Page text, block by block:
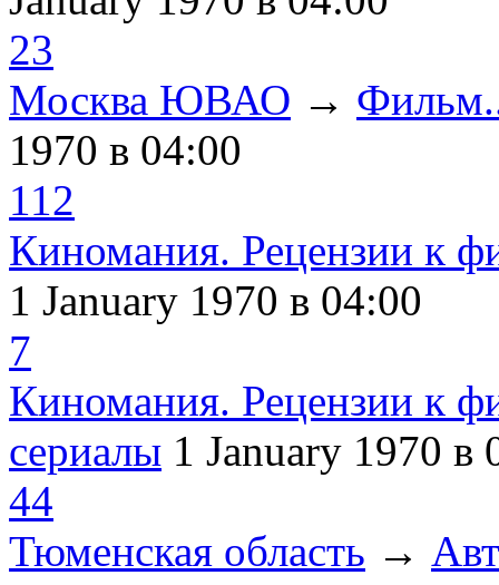
23
Москва ЮВАО →
1970 в 04:00
112
Киномания. Рецензии к
1 January 1970 в 04:00
7
Киномания. Рецензии к
сериалы 1 January 1970 в
44
Тюменская область →